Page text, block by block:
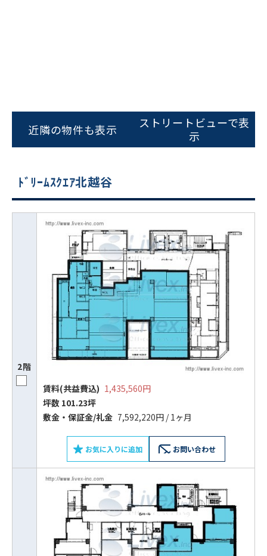
近隣の物件も表示
ストリートビューで表
示
ﾄﾞﾘｰﾑｽｸｴｱ北越谷
2階
賃料(共益費込) 1,435,560円
坪数 101.23坪
敷⾦‧保証⾦/礼⾦ 7,592,220円 / 1ヶ月
お気に入りに追加 お問い合わせ
ビルコード：172272